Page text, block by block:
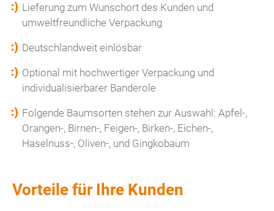
Lieferung zum Wunschort des Kunden und
umweltfreundliche Verpackung
Deutschlandweit einlösbar
Optional mit hochwertiger Verpackung und
individualisierbarer Banderole
Folgende Baumsorten stehen zur Auswahl: Apfel-,
Orangen-, Birnen-, Feigen-, Birken-, Eichen-,
Haselnuss-, Oliven-, und Gingkobaum
Vorteile für Ihre Kunden